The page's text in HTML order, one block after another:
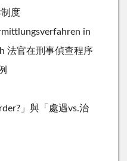
度
in
法官在刑事偵查程序
」與「處遇vs.治